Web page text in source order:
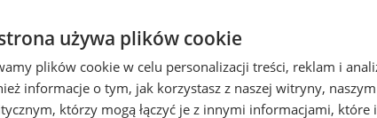
używa plików cookie
plików cookie w celu personalizacji treści, reklam i
informacje o tym, jak korzystasz z naszej witryny,
którzy mogą łączyć je z innymi informacjami, które